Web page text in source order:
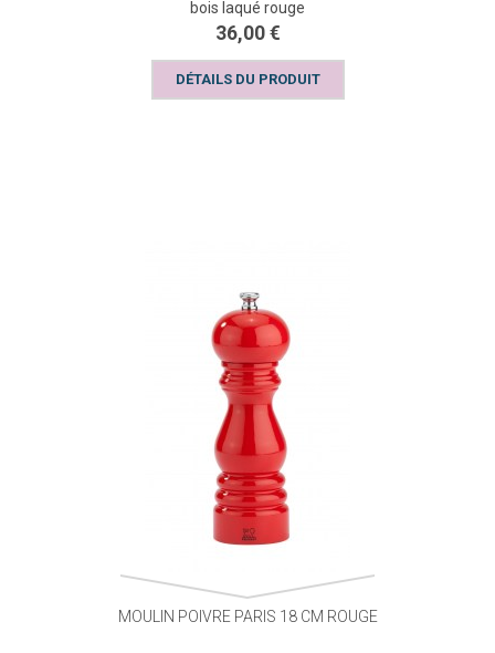
bois laqué rouge
36,00 €
DÉTAILS DU PRODUIT
MOULIN POIVRE PARIS 18 CM ROUGE